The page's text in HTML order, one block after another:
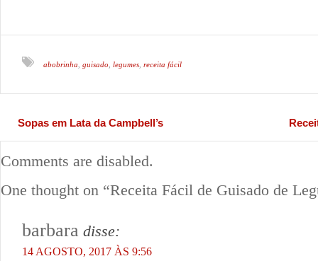
abobrinha guisado legumes receita fácil
Sopas em Lata da Campbell’s
Comments are disabled.
One thought on “Receita Fácil de Guisado de
barbara disse:
14 AGOSTO, 2017 ÀS 9:56